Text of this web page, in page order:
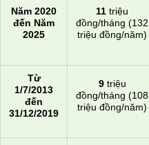
Năm 2020
đến Năm
2025
11 triệu
đồng/tháng (132
triệu đồng/năm)
Từ
1/7/2013
đến
31/12/2019
9triệu
đồng/tháng (108
triệu đồng/năm)